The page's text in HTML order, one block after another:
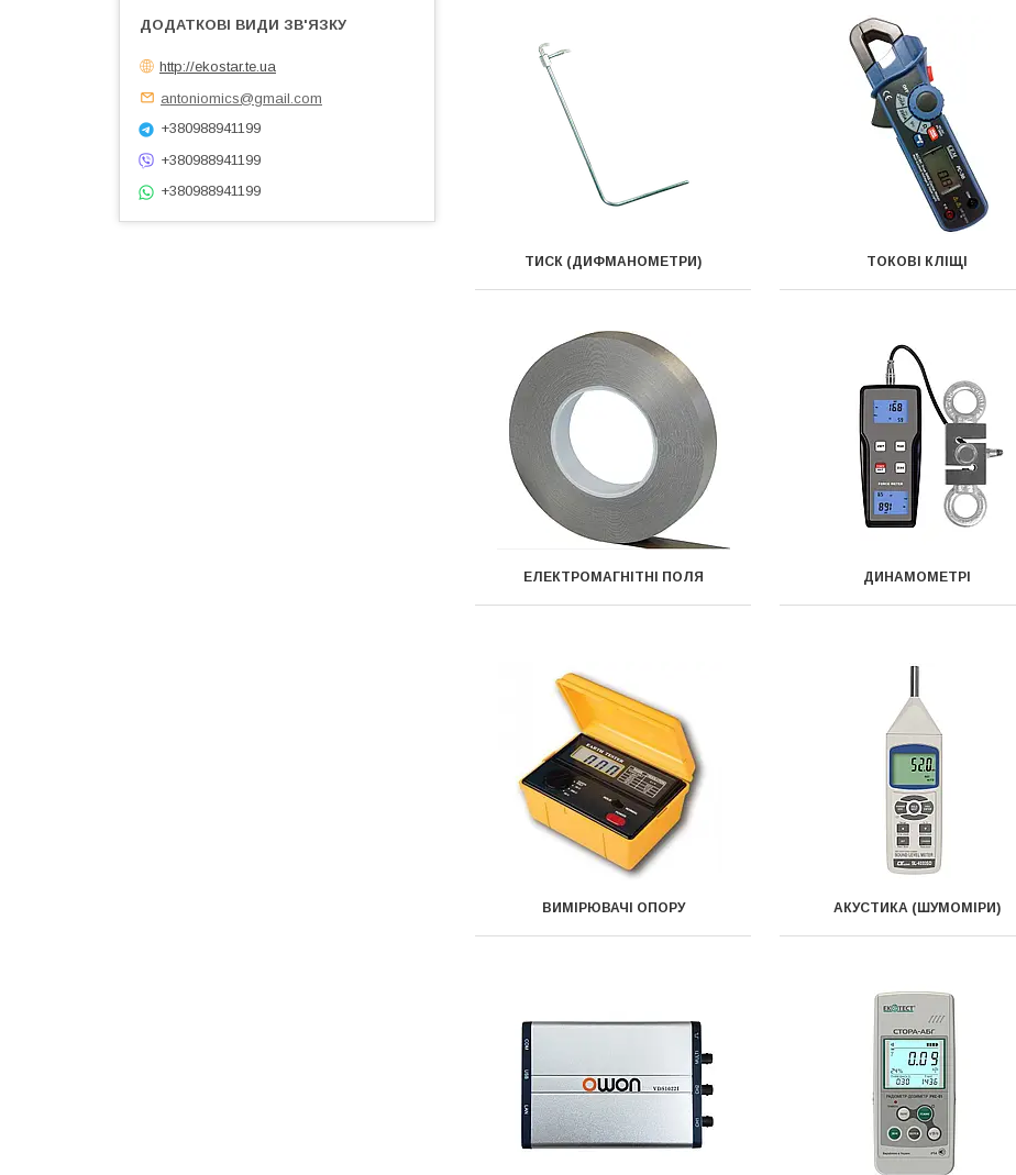
ТИСК (ДИФМАНОМЕТРИ) ТОКОВІ КЛІЩІ
ЕЛЕКТРОМАГНІТНІ ПОЛЯ ДИНАМОМЕТРІ
ВИМІРЮВАЧІ ОПОРУ АКУСТИКА (ШУМОМІРИ)
http://ekostar.te.ua
antoniomics@gmail.com
+380988941199
+380988941199
+380988941199